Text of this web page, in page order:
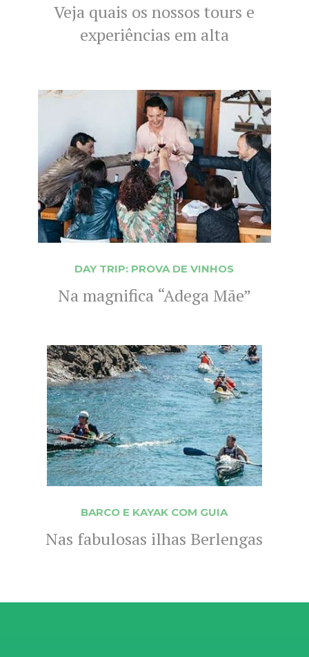
Veja quais os nossos tours e
experiências em alta
DAY TRIP: PROVA DE VINHOS
Na magnifica “Adega Mãe”
BARCO E KAYAK COM GUIA
Nas fabulosas ilhas Berlengas